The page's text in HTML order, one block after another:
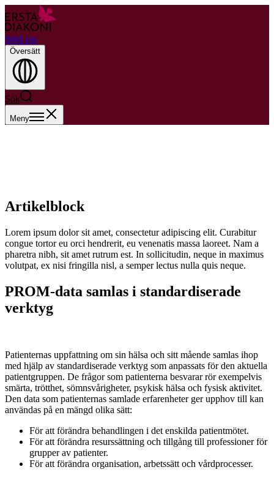
Stöd oss
Översätt
Sök
Meny
Artikelblock
Lorem ipsum dolor sit amet, consectetur adipiscing elit. Curabitur
congue tortor eu orci hendrerit, eu venenatis massa laoreet. Nam a
pharetra nibh, sit amet rutrum est. In sollicitudin, neque in maximus
volutpat, ex nisi fringilla nisl, a semper lectus nulla quis neque.
PROM-data samlas i standardiserade
verktyg
Patienternas uppfattning om sin hälsa och sitt mående samlas ihop
med hjälp av standardiserade verktyg som anpassats för den aktuella
patientgruppen. De frågor som patienterna besvarar rör exempelvis
smärta, trötthet, sömnsvårigheter, psykisk hälsa och fysisk aktivitet.
Den data som patienternas samlade erfarenheter ger upphov till kan
användas på en mängd olika sätt:
För att förändra behandlingen i det enskilda patientmötet.
För att förändra resurssättning och tillgång till professioner för
grupper av patienter.
För att förändra organisation, arbetssätt och vårdprocesser.